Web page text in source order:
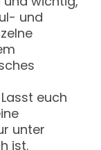
und
euch
unter
ist.